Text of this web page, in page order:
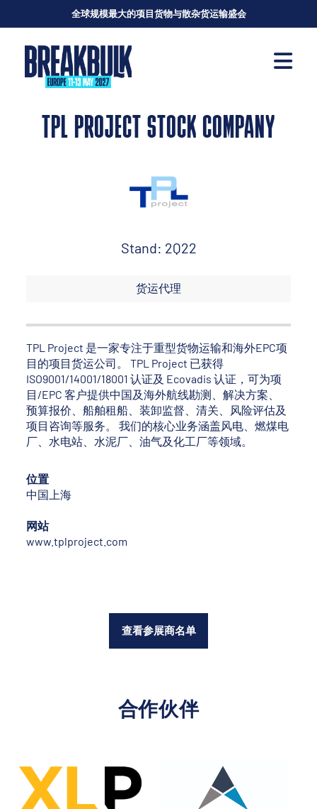
全球规模最大的项目货物与散杂货运输盛会
TPL PROJECT STOCK COMPANY
Stand: 2Q22
货运代理
TPL Project 是一家专注于重型货物运输和海外EPC项
目的项目货运公司。 TPL Project 已获得
ISO9001/14001/18001 认证及 Ecovadis 认证，可为项
目/EPC 客户提供中国及海外航线勘测、解决方案、
预算报价、船舶租船、装卸监督、清关、风险评估及
项目咨询等服务。 我们的核心业务涵盖风电、燃煤电
厂、水电站、水泥厂、油气及化工厂等领域。
位置
中国上海
网站
www.tplproject.com
查看参展商名单
合作伙伴